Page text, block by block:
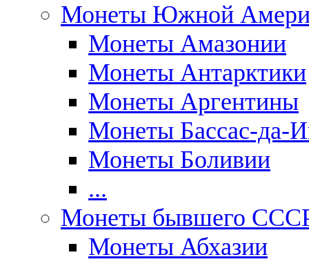
Монеты Южной
Монеты Амазонии
Монеты Антарктики
Монеты Аргентины
Монеты Бассас-да-
Монеты Боливии
...
Монеты бывшего
Монеты Абхазии